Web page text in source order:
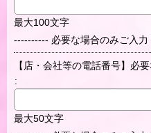
最大100文字
---------- 必要な場合のみご入
【店・会社等の電話番号】必
:
最大50文字